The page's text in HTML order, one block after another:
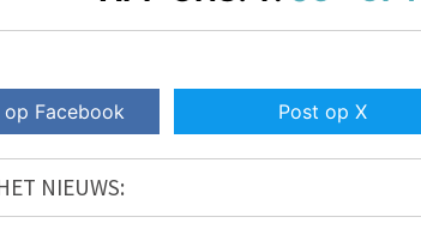
op Facebook Post op X
NIEUWS: